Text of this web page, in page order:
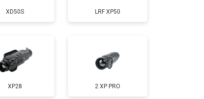
XD50S LRF XP50
XP28 2 XP PRO